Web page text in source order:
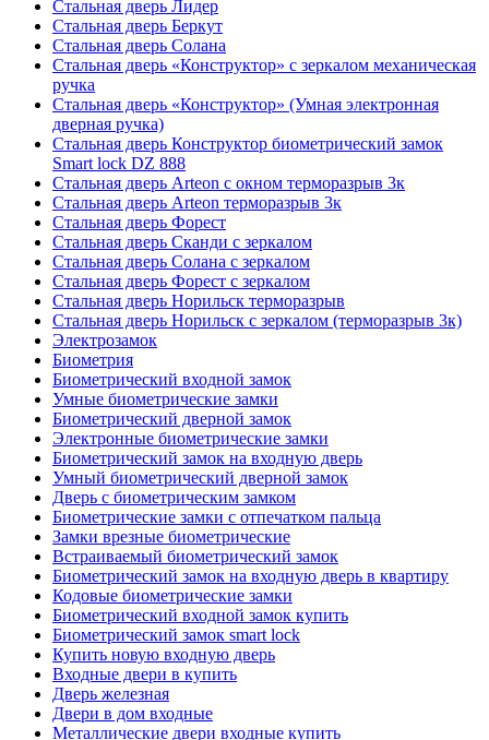
Стальная дверь Лидер
Стальная дверь Беркут
Стальная дверь Солана
Стальная дверь «Конструктор» с зеркалом механическая
ручка
Стальная дверь «Конструктор» (Умная электронная
дверная ручка)
Стальная дверь Конструктор биометрический замок
Smart lock DZ 888
Стальная дверь Arteon с окном терморазрыв 3к
Стальная дверь Arteon терморазрыв 3к
Стальная дверь Форест
Стальная дверь Сканди с зеркалом
Стальная дверь Солана с зеркалом
Стальная дверь Форест с зеркалом
Стальная дверь Норильск терморазрыв
Стальная дверь Норильск с зеркалом (терморазрыв 3к)
Электрозамок
Биометрия
Биометрический входной замок
Умные биометрические замки
Биометрический дверной замок
Электронные биометрические замки
Биометрический замок на входную дверь
Умный биометрический дверной замок
Дверь с биометрическим замком
Биометрические замки с отпечатком пальца
Замки врезные биометрические
Встраиваемый биометрический замок
Биометрический замок на входную дверь в квартиру
Кодовые биометрические замки
Биометрический входной замок купить
Биометрический замок smart lock
Купить новую входную дверь
Входные двери в купить
Дверь железная
Двери в дом входные
Металлические двери входные купить